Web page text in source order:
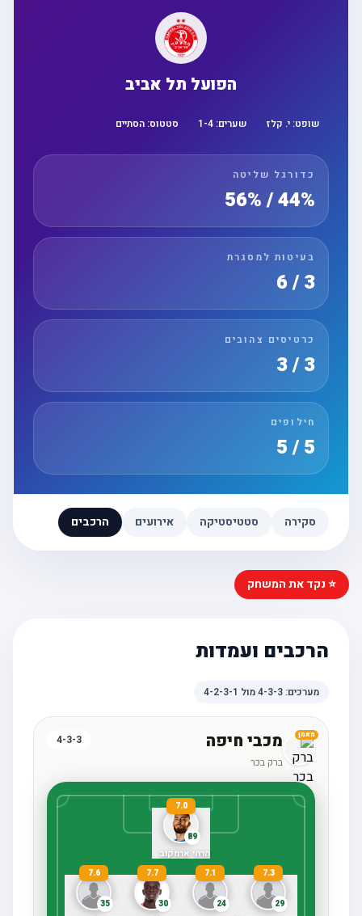
הפועל תל אביב
שופט:י. קלז שערים: 1 -4 סטטוס:הסתיים
כדורגל שליטה
44% / 56%
בעיטות למסגרת
3 / 6
כרטיסים צהובים
3 / 3
חילופים
סקירה סטטיסטיקה אירועים הרכבים
⭐ נקד את המשחק
הרכבים ועמדות
מערכים:4-3-3מול4-2-3-1
מאמן מכבי חיפה
ברק בכר
4-3-3
89
7.0
הרהי ארמקוב
29
7.3
24
7.1
30
7.7
35
7.6